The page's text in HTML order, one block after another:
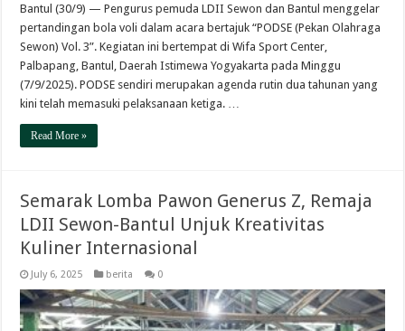
Bantul (30/9) — Pengurus pemuda LDII Sewon dan Bantul menggelar
pertandingan bola voli dalam acara bertajuk “PODSE (Pekan Olahraga
Sewon) Vol. 3”. Kegiatan ini bertempat di Wifa Sport Center,
Palbapang, Bantul, Daerah Istimewa Yogyakarta pada Minggu
(7/9/2025). PODSE sendiri merupakan agenda rutin dua tahunan yang
kini telah memasuki pelaksanaan ketiga. …
Read More »
Semarak Lomba Pawon Generus Z, Remaja
LDII Sewon-Bantul Unjuk Kreativitas
Kuliner Internasional
July 6, 2025 berita 0